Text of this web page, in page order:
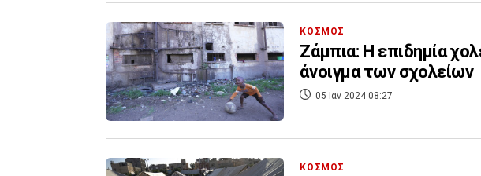
ΚΟΣΜΟΣ
Ζάμπια: Η επιδημία
άνοιγμα των σχολείων
05 Ιαν 2024 08:27
ΚΟΣΜΟΣ